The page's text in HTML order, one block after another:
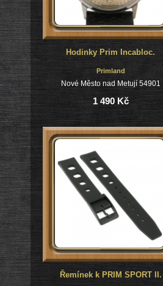
Hodinky Prim Incabloc.
Primland
Nové Město nad Metují 54901
1 490 Kč
Řemínek k PRIM SPORT II.